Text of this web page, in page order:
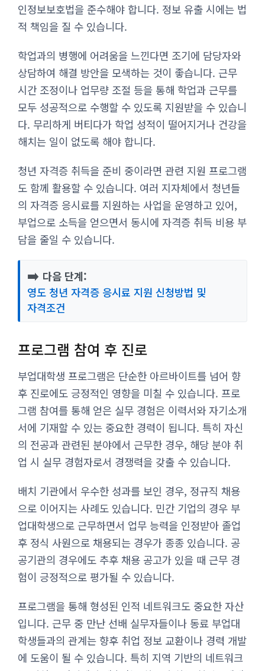
인정보보호법을 준수해야 합니다. 정보 유출 시에는 법
적 책임을 질 수 있습니다.
학업과의 병행에 어려움을 느낀다면 조기에 담당자와
상담하여 해결 방안을 모색하는 것이 좋습니다. 근무
시간 조정이나 업무량 조절 등을 통해 학업과 근무를
모두 성공적으로 수행할 수 있도록 지원받을 수 있습니
다. 무리하게 버티다가 학업 성적이 떨어지거나 건강을
해치는 일이 없도록 해야 합니다.
청년 자격증 취득을 준비 중이라면 관련 지원 프로그램
도 함께 활용할 수 있습니다. 여러 지자체에서 청년들
의 자격증 응시료를 지원하는 사업을 운영하고 있어,
부업으로 소득을 얻으면서 동시에 자격증 취득 비용 부
담을 줄일 수 있습니다.
➡️ 다음 단계:
영도 청년 자격증 응시료 지원 신청방법 및
자격조건
프로그램 참여 후 진로
부업대학생 프로그램은 단순한 아르바이트를 넘어 향
후 진로에도 긍정적인 영향을 미칠 수 있습니다. 프로
그램 참여를 통해 얻은 실무 경험은 이력서와 자기소개
서에 기재할 수 있는 중요한 경력이 됩니다. 특히 자신
의 전공과 관련된 분야에서 근무한 경우, 해당 분야 취
업 시 실무 경험자로서 경쟁력을 갖출 수 있습니다.
배치 기관에서 우수한 성과를 보인 경우, 정규직 채용
으로 이어지는 사례도 있습니다. 민간 기업의 경우 부
업대학생으로 근무하면서 업무 능력을 인정받아 졸업
후 정식 사원으로 채용되는 경우가 종종 있습니다. 공
공기관의 경우에도 추후 채용 공고가 있을 때 근무 경
험이 긍정적으로 평가될 수 있습니다.
프로그램을 통해 형성된 인적 네트워크도 중요한 자산
입니다. 근무 중 만난 선배 실무자들이나 동료 부업대
학생들과의 관계는 향후 취업 정보 교환이나 경력 개발
에 도움이 될 수 있습니다. 특히 지역 기반의 네트워크